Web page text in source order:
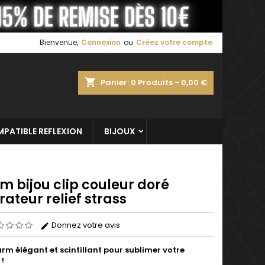
Bienvenue, Connexion ou Créez votre compte
shopping_cart Panier: 0 Produits - 0,00 €
REFLEXION BIJOUX
bijou clip couleur doré
relief strass
Donnez votre avis
élégant et scintillant pour sublimer votre